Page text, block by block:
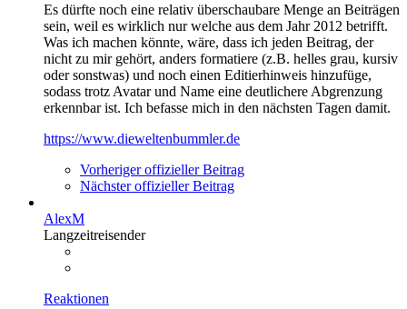
Es dürfte noch eine relativ überschaubare Menge an Beiträgen
sein, weil es wirklich nur welche aus dem Jahr 2012 betrifft.
Was ich machen könnte, wäre, dass ich jeden Beitrag, der
nicht zu mir gehört, anders formatiere (z.B. helles grau, kursiv
oder sonstwas) und noch einen Editierhinweis hinzufüge,
sodass trotz Avatar und Name eine deutlichere Abgrenzung
erkennbar ist. Ich befasse mich in den nächsten Tagen damit.
https://www.dieweltenbummler.de
Vorheriger offizieller Beitrag
Nächster offizieller Beitrag
AlexM
Langzeitreisender
Reaktionen